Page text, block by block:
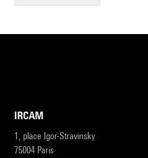
IRCAM
1, place Igor-Stravinsky
75004 Paris